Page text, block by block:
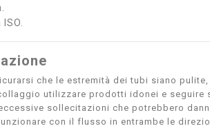
che le estremità dei tubi siano
utilizzare prodotti idonei e seguire
sollecitazioni che potrebbero
con il flusso in entrambe le